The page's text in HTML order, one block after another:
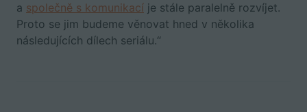
a společně s komunikací je stále paralelně rozvíjet.
Proto se jim budeme věnovat hned v několika
následujících dílech seriálu.“